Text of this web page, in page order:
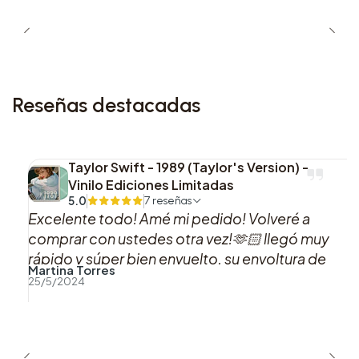
8. Antichrist
10. Road Rage
11. Houdini
12. Breaking News (skit)
13. Guilty Conscience 2
Reseñas destacadas
Taylor Swift - 1989 (Taylor's Version) -
Vinilo Ediciones Limitadas
5.0 7 reseñas
Excelente todo! Amé mi pedido! Volveré a
comprar con ustedes otra vez!🫶🏻 llegó muy
rápido y súper bien envuelto, su envoltura de
acorde a los colores del vinilo me pareció
Martina Torres
25/5/2024